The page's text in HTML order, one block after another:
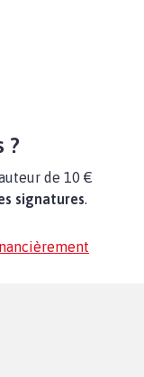
?
de 10 €
signatures.